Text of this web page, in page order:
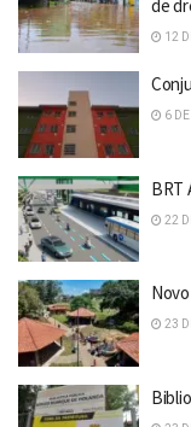
de
12
6
BRT
22
23